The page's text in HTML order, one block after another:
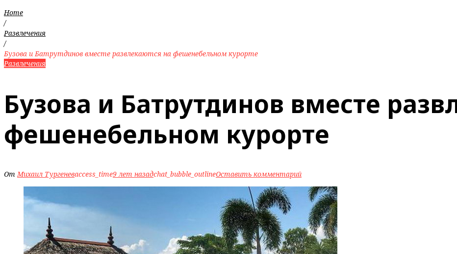
Home
/
Развлечения
/
Бузова и Батрутдинов вместе развлекаются на фешенебельном курорте
Развлечения
Бузова и Батрутдинов вместе
фешенебельном курорте
ОтМихаил Тургеневaccess_time9 лет назадchat_bubble_outlineОставить комментарий